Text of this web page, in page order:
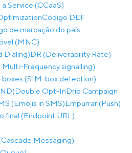
Service (CCaaS)
Código DEF
de marcação do país
(MNC)
Dialing)DR (Deliverability Rate)
Frequency signalling)
(SIM-box detection)
Double Opt-InDrip Campaign
(Emojis in SMS)Empurrar (Push)
final (Endpoint URL)
Messaging)